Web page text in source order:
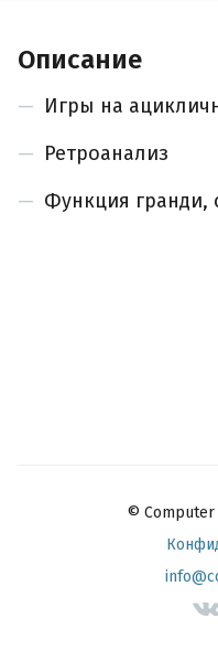
Описание
Игры на
Ретроанализ
Функция гранди,
© Computer